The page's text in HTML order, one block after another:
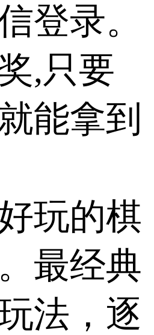
登录。
,只要
能拿到
玩的棋
最经典
法，逐